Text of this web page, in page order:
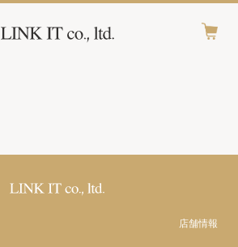
店舗情報